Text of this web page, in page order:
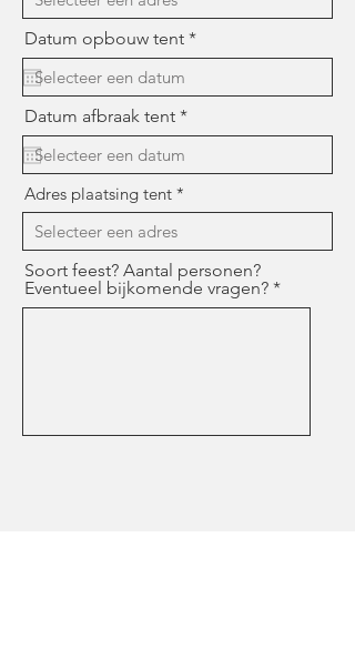
Datum opbouw tent *r
e
u
e
Datum afbraak tent *r
e
u
Adres plaatsing tent
Soort feest? Aantal personen?
Eventueel bijkomende vragen?